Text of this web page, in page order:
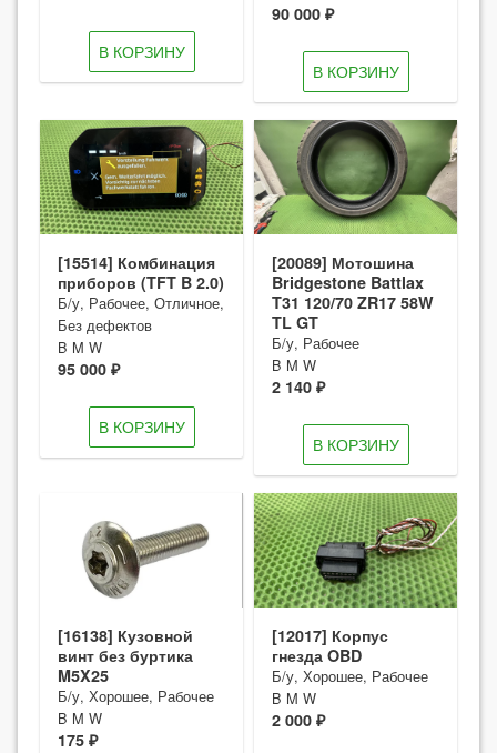
В КОРЗИНУ
90 000 ₽
В КОРЗИНУ
[15514] Комбинация
приборов (TFT B 2.0)
Б/у, Рабочее, Отличное,
Без дефектов
B M W
95 000 ₽
В КОРЗИНУ
[20089] Мотошина
Bridgestone Battlax
T31 120/70 ZR17 58W
TL GT
Б/у, Рабочее
B M W
2 140 ₽
В КОРЗИНУ
[16138] Кузовной
винт без буртика
M5X25
Б/у, Хорошее, Рабочее
B M W
175 ₽
[12017] Корпус
гнезда OBD
Б/у, Хорошее, Рабочее
B M W
2 000 ₽